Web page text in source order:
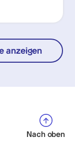
anzeigen
Nach oben